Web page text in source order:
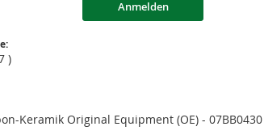
Anmelden
)
Keramik Original Equipment (OE) - 07BB0430